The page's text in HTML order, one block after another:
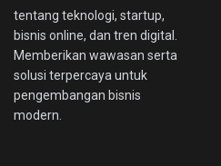
tentang teknologi, startup,
bisnis online, dan tren digital.
Memberikan wawasan serta
solusi terpercaya untuk
pengembangan bisnis
modern.